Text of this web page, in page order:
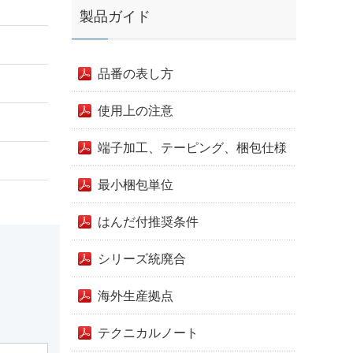
製品ガイド
品番の表し方
使用上の注意
端子加工、テーピング、梱包仕様
最小梱包単位
はんだ付推奨条件
シリーズ統廃合
海外生産拠点
テクニカルノート